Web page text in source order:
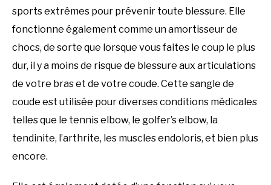
sports extrêmes pour prévenir toute blessure. Elle
fonctionne également comme un amortisseur de
chocs, de sorte que lorsque vous faites le coup le plus
dur, il y a moins de risque de blessure aux articulations
de votre bras et de votre coude. Cette sangle de
coude est utilisée pour diverses conditions médicales
telles que le tennis elbow, le golfer’s elbow, la
tendinite, l’arthrite, les muscles endoloris, et bien plus
encore.